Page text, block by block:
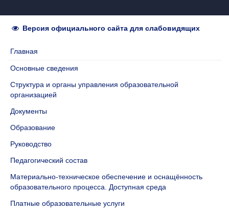
Версия официального сайта для слабовидящих
Главная
Основные сведения
Структура и органы управления образовательной
организацией
Документы
Образование
Руководство
Педагогический состав
Материально-техническое обеспечение и оснащённость
образовательного процесса. Доступная среда
Платные образовательные услуги